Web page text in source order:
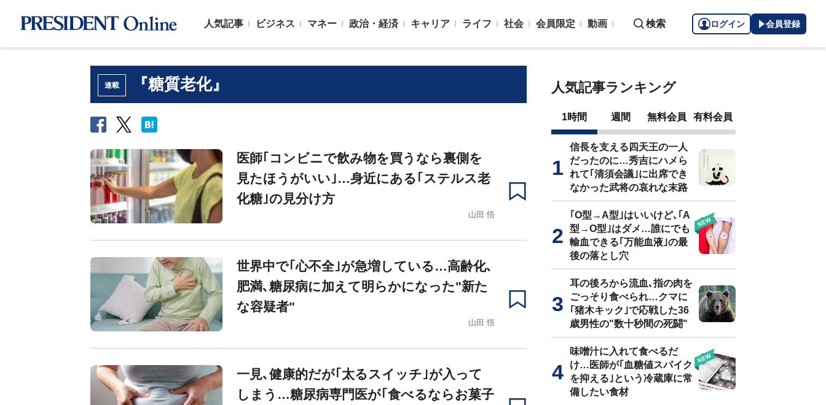
人気記事 ビジネス マネー 政治・経済 キャリア ライフ 社会 会員限定 動画 検索 ログイン 会員登録
連載 『糖質老化』
医師｢コンビニで飲み物を買うなら裏側を
見たほうがいい｣…身近にある｢ステルス老
化糖｣の見分け方
山田 悟
世界中で｢心不全｣が急増している…高齢化､
肥満､糖尿病に加えて明らかになった"新た
な容疑者"
山田 悟
一見､健康的だが｢太るスイッチ｣が入って
しまう…糖尿病専門医が｢食べるならお菓子
人気記事ランキング
1時間 週間 無料会員 有料会員
信長を支える四天王の一人
だったのに…秀吉にハメら
れて｢清須会議｣に出席でき
なかった武将の哀れな末路
｢O型→A型｣はいいけど､｢A
型→O型｣はダメ…誰にでも
輸血できる｢万能血液｣の最
後の落とし穴
耳の後ろから流血､指の肉を
ごっそり食べられ…クマに
｢猪木キック｣で応戦した36
歳男性の"数十秒間の死闘"
味噌汁に入れて食べるだ
け…医師が｢血糖値スパイク
を抑える｣という冷蔵庫に常
備したい食材